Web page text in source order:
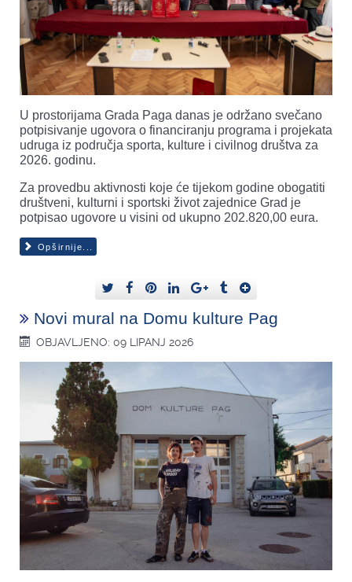
U prostorijama Grada Paga danas je održano svečano
potpisivanje ugovora o financiranju programa i projekata
udruga iz područja sporta, kulture i civilnog društva za
2026. godinu.
Za provedbu aktivnosti koje će tijekom godine obogatiti
društveni, kulturni i sportski život zajednice Grad je
potpisao ugovore u visini od ukupno 202.820,00 eura.
Opširnije...
Novi mural na Domu kulture Pag
OBJAVLJENO: 09 LIPANJ 2026